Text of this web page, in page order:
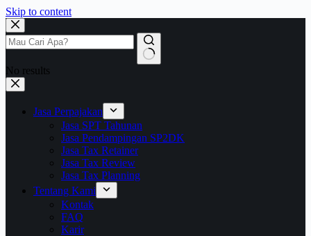
Skip to content
No results
Jasa Perpajakan
Jasa SPT Tahunan
Jasa Pendampingan SP2DK
Jasa Tax Retainer
Jasa Tax Review
Jasa Tax Planning
Tentang Kami
Kontak
FAQ
Karir